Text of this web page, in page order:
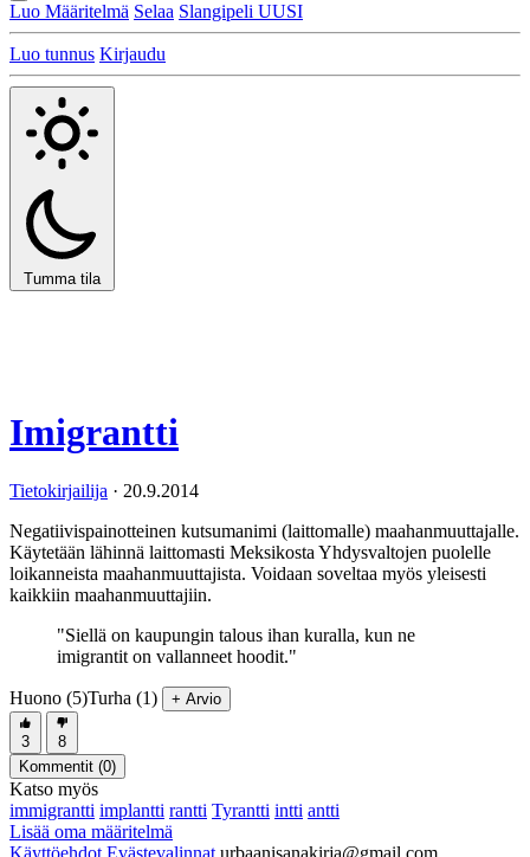
Luo Määritelmä Selaa Slangipeli UUSI
Luo tunnus Kirjaudu
Tumma tila
Imigrantti
Tietokirjailija · 20.9.2014
Negatiivispainotteinen kutsumanimi (laittomalle) maahanmuuttajalle.
Käytetään lähinnä laittomasti Meksikosta Yhdysvaltojen puolelle
loikanneista maahanmuuttajista. Voidaan soveltaa myös yleisesti
kaikkiin maahanmuuttajiin.
"Siellä on kaupungin talous ihan kuralla, kun ne
imigrantit on vallanneet hoodit."
Huono (5)Turha (1) + Arvio
3
8
Kommentit (0)
Katso myös
immigrantti implantti rantti Tyrantti intti antti
Lisää oma määritelmä
Käyttöehdot Evästevalinnat urbaanisanakirja@gmail.com